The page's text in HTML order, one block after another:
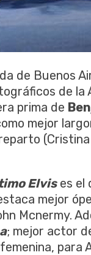
de Buenos
de la
prima de
mejor
Elvises el
mejor
Mcnermy.
; mejor actor
para